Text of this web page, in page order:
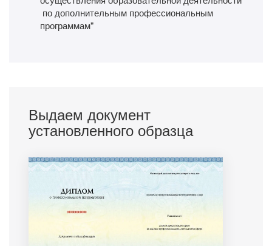
по дополнительным профессиональным
программам"
Выдаем документ
установленного образца